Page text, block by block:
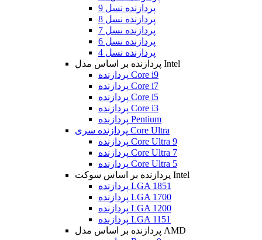
پردازنده نسل 9
پردازنده نسل 8
پردازنده نسل 7
پردازنده نسل 6
پردازنده نسل 4
پردازنده بر اساس مدل Intel
پردازنده Core i9
پردازنده Core i7
پردازنده Core i5
پردازنده Core i3
پردازنده Pentium
پردازنده سری Core Ultra
پردازنده Core Ultra 9
پردازنده Core Ultra 7
پردازنده Core Ultra 5
پردازنده بر اساس سوکت Intel
پردازنده LGA 1851
پردازنده LGA 1700
پردازنده LGA 1200
پردازنده LGA 1151
پردازنده بر اساس مدل AMD